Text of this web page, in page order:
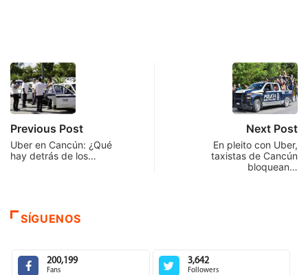
Previous Post
Uber en Cancún: ¿Qué
hay detrás de los…
Next Post
En pleito con Uber,
taxistas de Cancún
bloquean…
SÍGUENOS
200,199
Fans
3,642
Followers